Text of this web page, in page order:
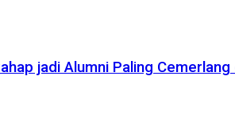
jadi Alumni Paling